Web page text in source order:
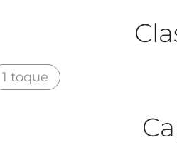
1 toque